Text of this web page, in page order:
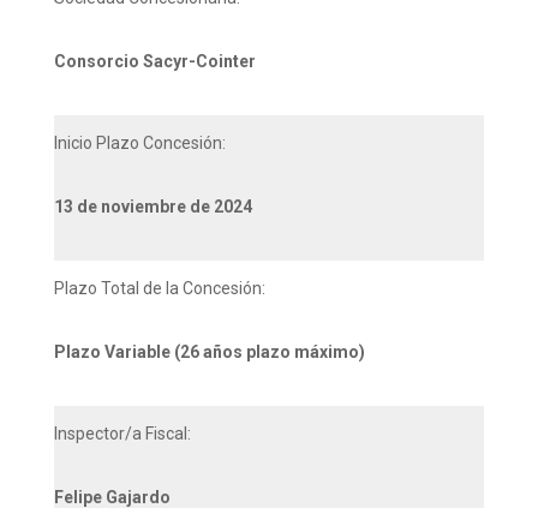
Consorcio Sacyr-Cointer
Inicio Plazo Concesión:
13 de noviembre de 2024
Plazo Total de la Concesión:
Plazo Variable (26 años plazo máximo)
Inspector/a Fiscal:
Felipe Gajardo